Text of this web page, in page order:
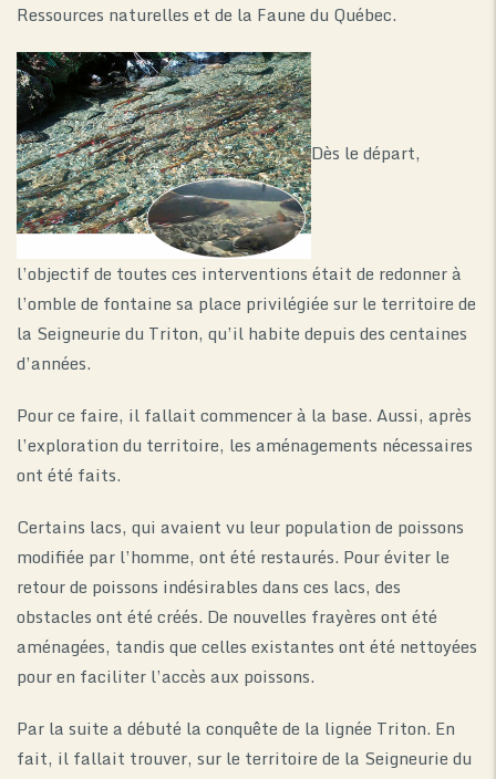
Ressources naturelles et de la Faune du Québec.
Dès le départ,
l’objectif de toutes ces interventions était de redonner à
l’omble de fontaine sa place privilégiée sur le territoire de
la Seigneurie du Triton, qu’il habite depuis des centaines
d’années.
Pour ce faire, il fallait commencer à la base. Aussi, après
l’exploration du territoire, les aménagements nécessaires
ont été faits.
Certains lacs, qui avaient vu leur population de poissons
modifiée par l’homme, ont été restaurés. Pour éviter le
retour de poissons indésirables dans ces lacs, des
obstacles ont été créés. De nouvelles frayères ont été
aménagées, tandis que celles existantes ont été nettoyées
pour en faciliter l’accès aux poissons.
Par la suite a débuté la conquête de la lignée Triton. En
fait, il fallait trouver, sur le territoire de la Seigneurie du